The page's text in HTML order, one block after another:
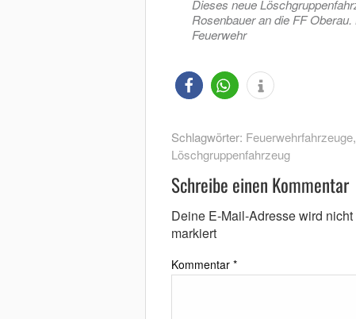
Dieses neue
Rosenbauer an die FF
Feuerwehr
Schlagwörter: Feuerwehrfahrzeuge,
Löschgruppenfahrzeug
Schreibe einen Kommentar
Deine E-Mail-Adresse wird
markiert
Kommentar *